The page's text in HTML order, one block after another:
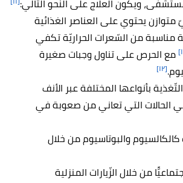
ويكون العلاج على النّحو التّالي:
متوازن يحتوي على العناصر الغذائية
مناسبة من السّعرات الحراريّة تكفي
مع الحرص على تناول وجبات صغيرة
[١٢]
بأنواعها المختلفة عبر الأنف
الحالات التي تعاني من صعوبة في
والبوتاسيوم من خلال
من خلال الزّيارات المنزلية